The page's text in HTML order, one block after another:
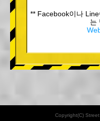
** Facebook이나
는
Copyright(C)